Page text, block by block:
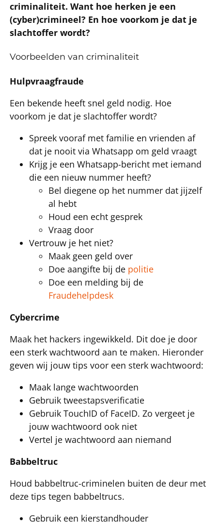
criminaliteit. Want hoe herken je een
(cyber)crimineel? En hoe voorkom je dat je
slachtoffer wordt?
Voorbeelden van criminaliteit
Hulpvraagfraude
Een bekende heeft snel geld nodig. Hoe
voorkom je dat je slachtoffer wordt?
Spreek vooraf met familie en vrienden af
dat je nooit via Whatsapp om geld vraagt
Krijg je een Whatsapp-bericht met iemand
die een nieuw nummer heeft?
Bel diegene op het nummer dat jijzelf
al hebt
Houd een echt gesprek
Vraag door
Vertrouw je het niet?
Maak geen geld over
Doe aangifte bij de politie
Doe een melding bij de
Fraudehelpdesk
Cybercrime
Maak het hackers ingewikkeld. Dit doe je door
een sterk wachtwoord aan te maken. Hieronder
geven wij jouw tips voor een sterk wachtwoord:
Maak lange wachtwoorden
Gebruik tweestapsverificatie
Gebruik TouchID of FaceID. Zo vergeet je
jouw wachtwoord ook niet
Vertel je wachtwoord aan niemand
Babbeltruc
Houd babbeltruc-criminelen buiten de deur met
deze tips tegen babbeltrucs.
Gebruik een kierstandhouder